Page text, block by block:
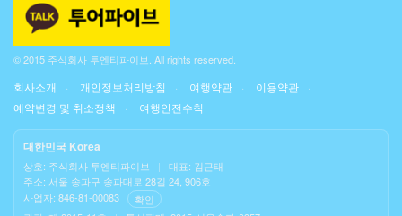
© 2015 주식회사 투엔티파이브. All rights reserved.
회사소개 개인정보처리방침 여행약관
이용약관
예약변경 및 취소정책
여행안전수칙
대한민국 Korea
상호: 주식회사 투엔티파이브 |
대표: 김근태
주소: 서울 송파구 송파대로 28길 24, 906호
사업자: 846-81-00083
확인